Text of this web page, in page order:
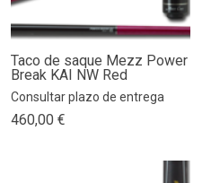
Taco de saque Mezz Power
Break KAI NW Red
Consultar plazo de entrega
460,00 €